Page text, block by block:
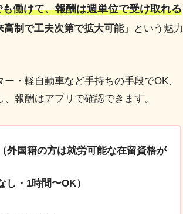
働けて、報酬は週単位で受け取れる
高制で工夫次第で拡大可能」という魅力
・軽自動車など手持ちの手段でOK、
報酬はアプリで確認できます。
外国籍の方は就労可能な在留資格が
・1時間〜OK）